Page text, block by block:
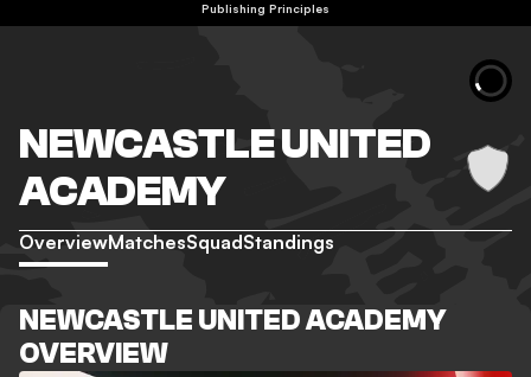
Publishing Principles
NEWCASTLE UNITED
ACADEMY
OverviewMatchesSquadStandings
NEWCASTLE UNITED ACADEMY
OVERVIEW